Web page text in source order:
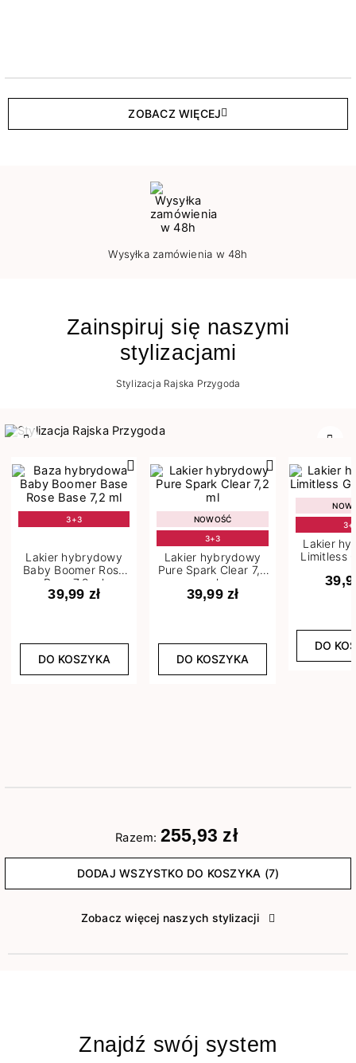
ZOBACZ WIĘCEJ
Wysyłka zamówienia w 48h
Zainspiruj się naszymi
stylizacjami
Stylizacja Rajska Przygoda
3+3
Lakier hybrydowy
Baby Boomer Rose
Base 7,2 ml
39,99 zł
DO KOSZYKA
NOWOŚĆ
3+3
Lakier hybrydowy
Pure Spark Clear 7,2
ml
39,99 zł
DO KOSZYKA
Lakier
Limitless
DO
Razem: 255,93 zł
DODAJ WSZYSTKO DO KOSZYKA (7)
Zobacz więcej naszych stylizacji
Znajdź swój system